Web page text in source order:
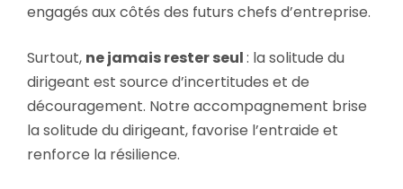
engagés aux côtés des futurs chefs d’entreprise.
Surtout, ne jamais rester seul: la solitude du
dirigeant est source d’incertitudes et de
découragement. Notre accompagnement brise
la solitude du dirigeant, favorise l’entraide et
renforce la résilience.